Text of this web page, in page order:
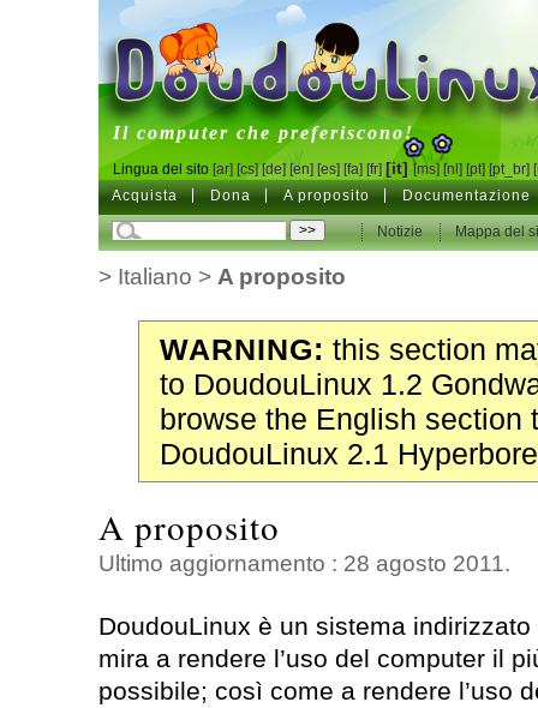
DoudouLinux
Il computer che preferiscono!
Lingua del sito [ar] [cs] [de] [en] [es] [fa] [fr] [it] [ms] [nl] [pt] [pt_br]
Acquista Dona A proposito Documentazione
Notizie Mappa del
> Italiano > A proposito
WARNING: this section
to DoudouLinux 1.2
browse the English section
DoudouLinux 2.1
A proposito
Ultimo aggiornamento : 28 agosto 2011.
DoudouLinux è un sistema
mira a rendere l’uso del computer il
possibile; così come a rendere l’uso